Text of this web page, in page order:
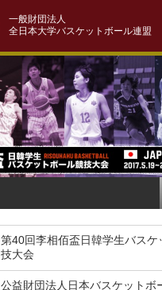
一般財団法人
全日本大学バスケットボール連盟
第40回李相佰盃日韓学生バスケ
技大会
公益財団法人日本バスケットボ